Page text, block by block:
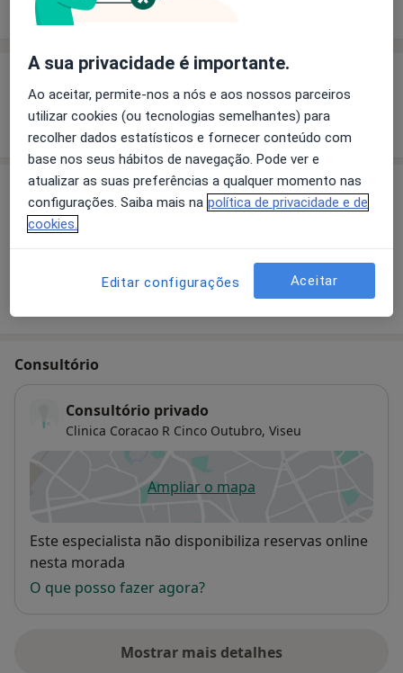
Experiência Preços
Experiência
Mostrar mais detalhes
sobre a experiência
Preços
Sem informação sobre serviços e preços
informação sobre serviços
Consultório
Consultório privado
Clinica Coracao R Cinco Outubro, Viseu
Ampliar o mapaabre num novo separador
Disponibilidade
Este especialista não disponibiliza reservas online
nesta morada
O que posso fazer agora?
Mostrar mais detalhes
sobre o endereço
A sua privacidade é importante.
Ao aceitar, permite-nos a nós e aos nossos parceiros
utilizar cookies (ou tecnologias semelhantes) para
recolher dados estatísticos e fornecer conteúdo com
base nos seus hábitos de navegação. Pode ver e
atualizar as suas preferências a qualquer momento nas
configurações. Saiba mais na política de privacidade e de
cookies.
Editar configurações Aceitar